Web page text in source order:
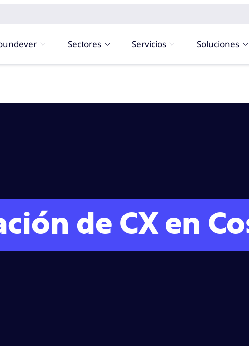
Sectores Servicios Soluciones
de CX en